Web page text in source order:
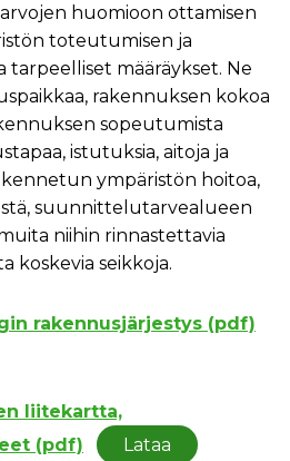
huomioon ottamisen
toteutumisen ja
tarpeelliset määräykset. Ne
rakennuksen kokoa
sopeutumista
istutuksia, aitoja ja
ympäristön hoitoa,
suunnittelutarvealueen
niihin rinnastettavia
koskevia seikkoja.
rakennusjärjestys (pdf)
liitekartta,
(pdf)
Lataa